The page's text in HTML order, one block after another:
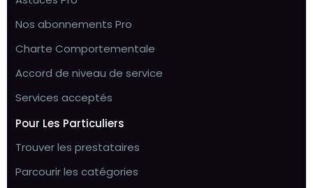
Nos abonnements Pro
Charte Comportementale
Accord de niveau de service
Services acceptés
Pour Les Particuliers
Trouver les prestataires
Parcourir les catégories